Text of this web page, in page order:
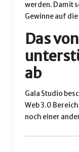
werden. Damit
Gewinne auf
Das
ab
Gala Studio
Web 3.0
noch einer